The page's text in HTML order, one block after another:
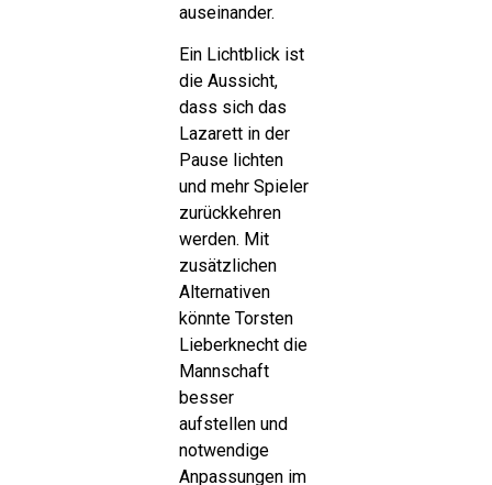
auseinander.
Ein Lichtblick ist
die Aussicht,
dass sich das
Lazarett in der
Pause lichten
und mehr Spieler
zurückkehren
werden. Mit
zusätzlichen
Alternativen
könnte Torsten
Lieberknecht die
Mannschaft
besser
aufstellen und
notwendige
Anpassungen im